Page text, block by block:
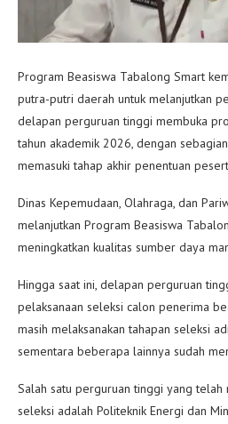
Program Beasiswa Tabalong Smart
putra-putri daerah untuk melanjutkan
delapan perguruan tinggi membuka
tahun akademik 2026, dengan
memasuki tahap akhir penentuan
Dinas Kepemudaan, Olahraga, dan
melanjutkan Program Beasiswa
meningkatkan kualitas sumber daya
Hingga saat ini, delapan perguruan
pelaksanaan seleksi calon penerima
masih melaksanakan tahapan seleksi
sementara beberapa lainnya sudah
Salah satu perguruan tinggi yang telah
seleksi adalah Politeknik Energi dan